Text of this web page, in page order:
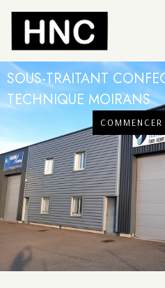
SOUS-TRAITANT
TECHNIQUE MOIRANS